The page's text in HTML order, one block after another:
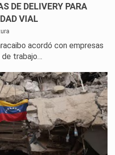
DE DELIVERY PARA
VIAL
acordó con empresas
de trabajo…